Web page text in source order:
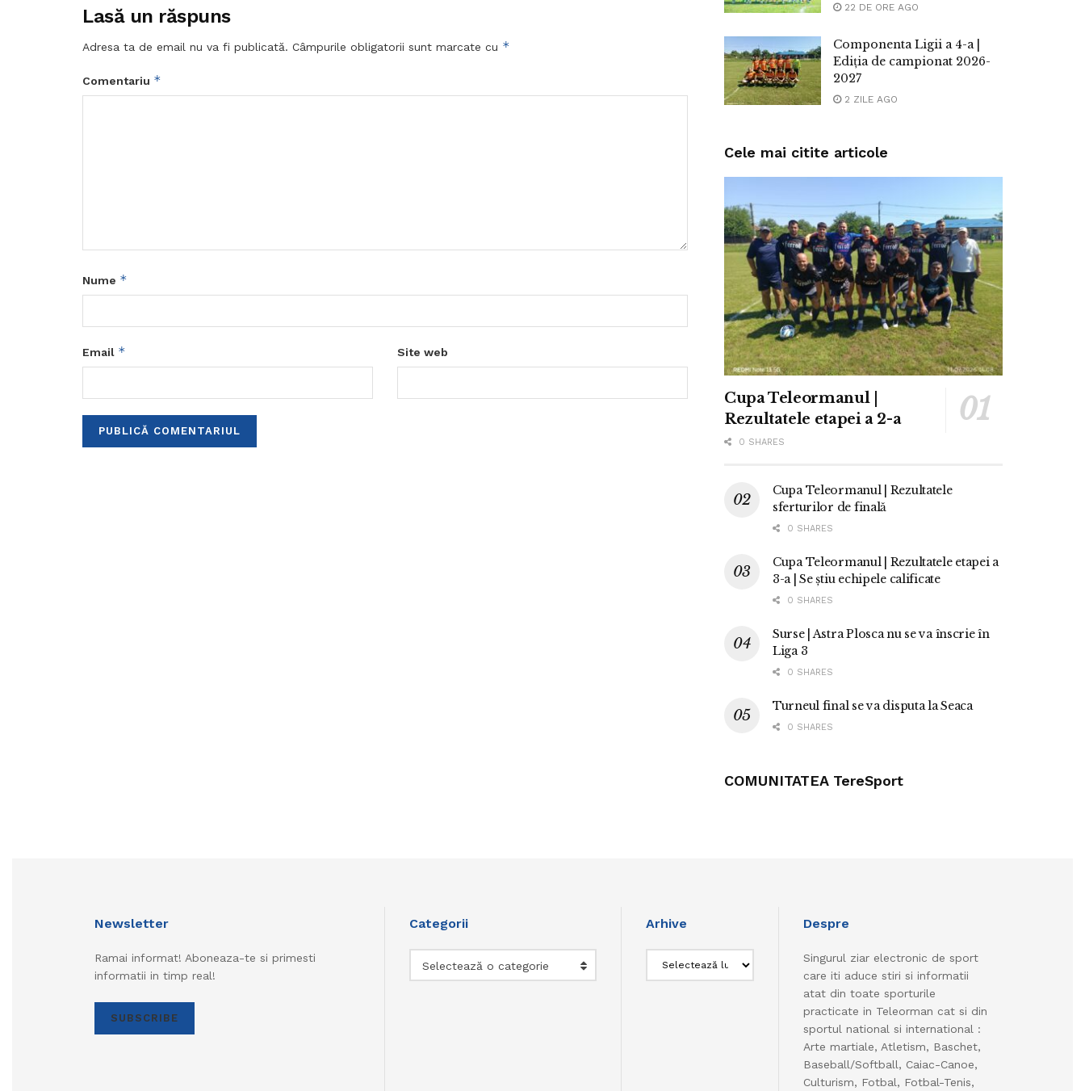
Lasă un răspuns
Adresa ta de email nu va fi publicată. Câmpurile obligatorii sunt marcate cu *
Comentariu *
Nume *
Email * Site web
22 DE ORE AGO
Componenta Ligii a 4-a |
Ediția de campionat 2026-
2027
2 ZILE AGO
Cele mai citite articole
Cupa Teleormanul |
Rezultatele etapei a 2-a
0 SHARES
Cupa Teleormanul | Rezultatele
sferturilor de finală
0 SHARES
Cupa Teleormanul | Rezultatele etapei a
3-a | Se știu echipele calificate
0 SHARES
Surse | Astra Plosca nu se va înscrie în
Liga 3
0 SHARES
Turneul final se va disputa la Seaca
0 SHARES
COMUNITATEA TereSport
Newsletter
Ramai informat! Aboneaza-te si primesti
informatii in timp real!
SUBSCRIBE
Categorii
Selectează o categorie
Arhive Despre
Singurul ziar electronic de sport
care iti aduce stiri si informatii
atat din toate sporturile
practicate in Teleorman cat si din
sportul national si international :
Arte martiale, Atletism, Baschet,
Baseball/Softball, Caiac-Canoe,
Culturism, Fotbal, Fotbal-Tenis,